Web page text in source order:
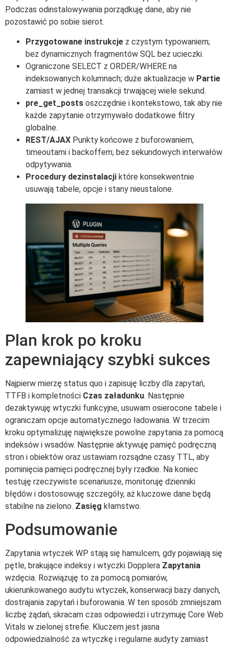
Podczas odinstalowywania porządkuję dane, aby nie
pozostawić po sobie sierot.
Przygotowane instrukcje z czystym typowaniem;
bez dynamicznych fragmentów SQL bez ucieczki.
Ograniczone SELECT z ORDER/WHERE na
indeksowanych kolumnach; duże aktualizacje w Partie
zamiast w jednej transakcji trwającej wiele sekund.
pre_get_posts oszczędnie i kontekstowo, tak aby nie
każde zapytanie otrzymywało dodatkowe filtry
globalne.
REST/AJAX Punkty końcowe z buforowaniem,
timeoutami i backoffem; bez sekundowych interwałów
odpytywania.
Procedury dezinstalacji które konsekwentnie
usuwają tabele, opcje i stany nieustalone.
Plan krok po kroku
zapewniający szybki sukces
Najpierw mierzę status quo i zapisuję liczby dla zapytań,
TTFB i kompletności Czas załadunku. Następnie
dezaktywuję wtyczki funkcyjne, usuwam osierocone tabele i
ograniczam opcje automatycznego ładowania. W trzecim
kroku optymalizuję największe powolne zapytania za pomocą
indeksów i wsadów. Następnie aktywuję pamięć podręczną
stron i obiektów oraz ustawiam rozsądne czasy TTL, aby
pominięcia pamięci podręcznej były rzadkie. Na koniec
testuję rzeczywiste scenariusze, monitoruję dzienniki
błędów i dostosowuję szczegóły, aż kluczowe dane będą
stabilne na zielono. Zasięg kłamstwo.
Podsumowanie
Zapytania wtyczek WP stają się hamulcem, gdy pojawiają się
pętle, brakujące indeksy i wtyczki Dopplera Zapytania
wzdęcia. Rozwiązuję to za pomocą pomiarów,
ukierunkowanego audytu wtyczek, konserwacji bazy danych,
dostrajania zapytań i buforowania. W ten sposób zmniejszam
liczbę żądań, skracam czas odpowiedzi i utrzymuję Core Web
Vitals w zielonej strefie. Kluczem jest jasna
odpowiedzialność za wtyczkę i regularne audyty zamiast